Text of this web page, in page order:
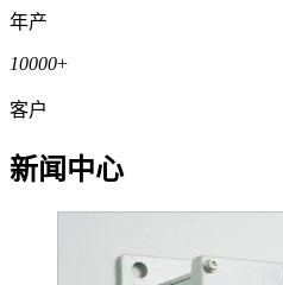
年产
10000+
客户
新闻中心